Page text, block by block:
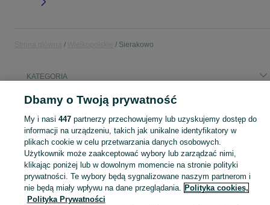
Sierakowo
KATEGORIA
Popularne wyszukiwania
praca
Skorzystaj z największego serwisu ogłoszeniowego - Sierakowo i okolice! Kupuj to, czego pragniesz i sprzedawaj to, czego już nie potrzebujesz! Zobacz
Mapa kategorii
Mapa miejscowości
Dbamy o Twoją prywatność
My i nasi 447partnerzy przechowujemy lub uzyskujemy dostęp do
informacji na urządzeniu, takich jak unikalne identyfikatory w
plikach cookie w celu przetwarzania danych osobowych.
Użytkownik może zaakceptować wybory lub zarządzać nimi,
klikając poniżej lub w dowolnym momencie na stronie polityki
prywatności. Te wybory będą sygnalizowane naszym partnerom i
nie będą miały wpływu na dane przeglądania. Polityka cookies,
Polityka Prywatności